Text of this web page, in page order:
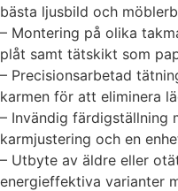
bästa ljusbild och
– Montering på olika
plåt samt tätskikt som
– Precisionsarbetad
karmen för att eliminera
– Invändig färdigställning
karmjustering och en
– Utbyte av äldre eller
energieffektiva varianter